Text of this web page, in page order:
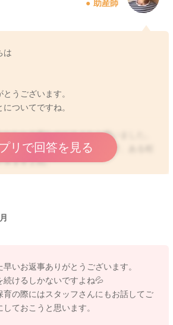
助産師
は
うございます。
ついてですね。
かなか大変なのだろうなと思いました。
人の顔色を見たり、その反応で、ある程
きますよね。
なかなか難しいことになりますね。
、まだ3歳でもありますので、本能のま
あります。
たり、諭してもらっていくしかないよ
のお母さんもお話をしてくださってい
リで回答を見る
いお返事ありがとうございます。
けるしかないですよね💦
育の際にはスタッフさんにもお話してご
ておこうと思います。